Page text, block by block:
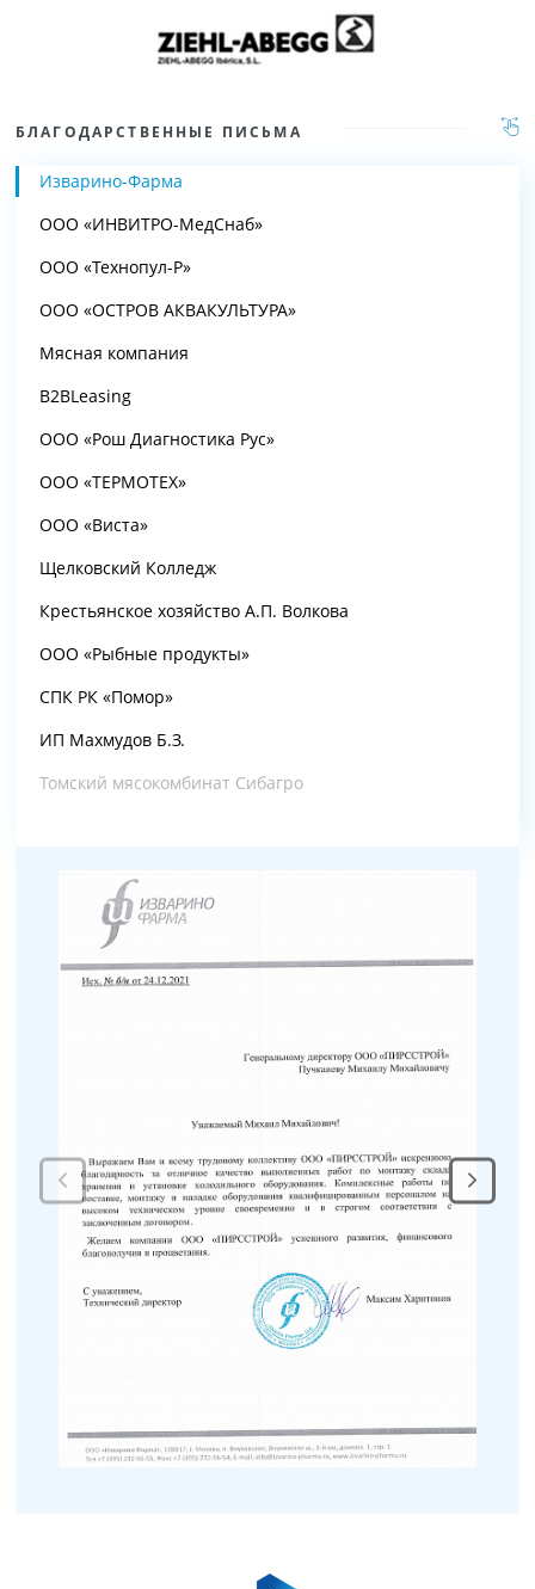
БЛАГОДАРСТВЕННЫЕ ПИСЬМА
Изварино-Фарма
ООО «ИНВИТРО-МедСнаб»
ООО «Технопул-Р»
ООО «ОСТРОВ АКВАКУЛЬТУРА»
Мясная компания
B2BLeasing
ООО «Рош Диагностика Рус»
ООО «ТЕРМОТЕХ»
ООО «Виста»
Щелковский Колледж
Крестьянское хозяйство А.П. Волкова
ООО «Рыбные продукты»
СПК РК «Помор»
ИП Махмудов Б.З.
Томский мясокомбинат Сибагро